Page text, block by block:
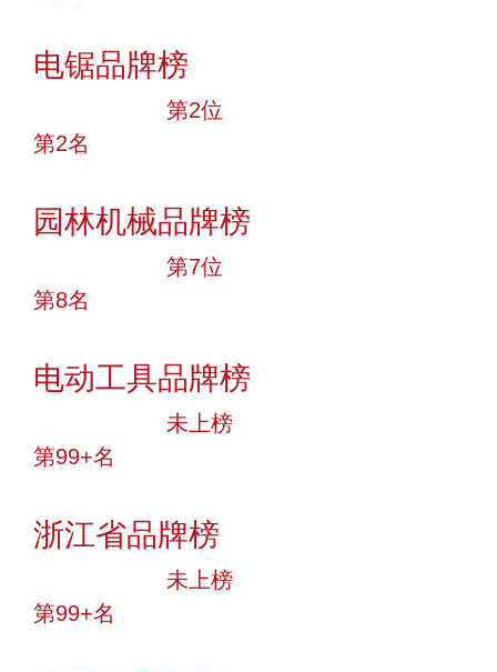
电锯品牌榜
第2位
第2名
园林机械品牌榜
第7位
第8名
电动工具品牌榜
未上榜
第99+名
浙江省品牌榜
未上榜
第99+名